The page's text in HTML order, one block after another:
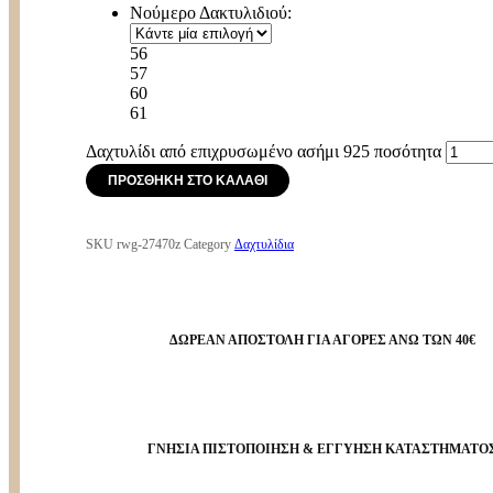
Νούμερο Δακτυλιδιού:
56
57
60
61
Δαχτυλίδι από επιχρυσωμένο ασήμι 925 ποσότητα
ΠΡΟΣΘΉΚΗ ΣΤΟ ΚΑΛΆΘΙ
SKU rwg-27470z Category Δαχτυλίδια
ΔΩΡΕΑΝ ΑΠΟΣΤΟΛΗ ΓΙΑ ΑΓΟΡΕΣ ΑΝΩ ΤΩΝ 40€
ΓΝΗΣΙΑ ΠΙΣΤΟΠΟΙΗΣΗ & ΕΓΓΥΗΣΗ